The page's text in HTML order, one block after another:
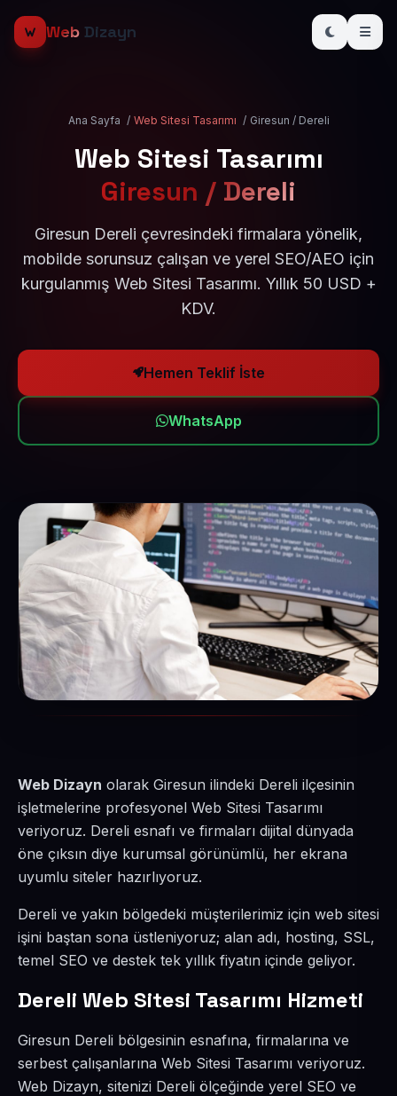
Web Dizayn
Ana Sayfa / Web Sitesi Tasarımı / Giresun / Dereli
Web Sitesi Tasarımı
Giresun / Dereli
Giresun Dereli çevresindeki firmalara yönelik,
mobilde sorunsuz çalışan ve yerel SEO/AEO için
kurgulanmış Web Sitesi Tasarımı. Yıllık 50 USD +
KDV.
Hemen Teklif İste
WhatsApp
Web Dizayn olarak Giresun ilindeki Dereli ilçesinin
işletmelerine profesyonel Web Sitesi Tasarımı
veriyoruz. Dereli esnafı ve firmaları dijital dünyada
öne çıksın diye kurumsal görünümlü, her ekrana
uyumlu siteler hazırlıyoruz.
Dereli ve yakın bölgedeki müşterilerimiz için web sitesi
işini baştan sona üstleniyoruz; alan adı, hosting, SSL,
temel SEO ve destek tek yıllık fiyatın içinde geliyor.
Dereli Web Sitesi Tasarımı Hizmeti
Giresun Dereli bölgesinin esnafına, firmalarına ve
serbest çalışanlarına Web Sitesi Tasarımı veriyoruz.
Web Dizayn, sitenizi Dereli ölçeğinde yerel SEO ve